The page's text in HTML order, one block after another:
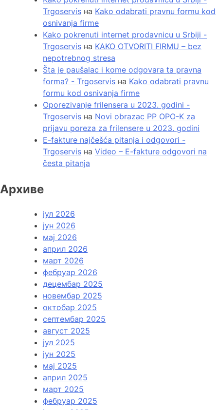
Trgoservis на Kako odabrati pravnu formu kod
osnivanja firme
Kako pokrenuti internet prodavnicu u Srbiji -
Trgoservis на KAKO OTVORITI FIRMU – bez
nepotrebnog stresa
Šta je paušalac i kome odgovara ta pravna
forma? - Trgoservis на Kako odabrati pravnu
formu kod osnivanja firme
Oporezivanje frilensera u 2023. godini -
Trgoservis на Novi obrazac PP OPO-K za
prijavu poreza za frilensere u 2023. godini
E-fakture najčešća pitanja i odgovori -
Trgoservis на Video – E-fakture odgovori na
česta pitanja
Архиве
јул 2026
јун 2026
мај 2026
април 2026
март 2026
фебруар 2026
децембар 2025
новембар 2025
октобар 2025
септембар 2025
август 2025
јул 2025
јун 2025
мај 2025
април 2025
март 2025
фебруар 2025